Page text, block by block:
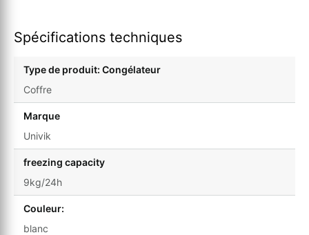
Spécifications techniques
Type de produit: Congélateur
Coffre
Marque
Univik
freezing capacity
9kg/24h
Couleur:
blanc